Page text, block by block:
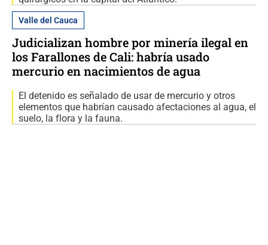
Valle del Cauca
Judicializan hombre por minería ilegal en
los Farallones de Cali: habría usado
mercurio en nacimientos de agua
El detenido es señalado de usar de mercurio y otros
elementos que habrían causado afectaciones al agua, el
suelo, la flora y la fauna.